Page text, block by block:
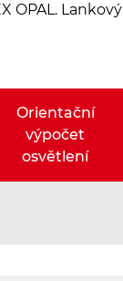
OPAL. Lankový
Orientační
výpočet
osvětlení